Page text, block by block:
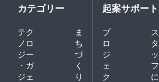
カテゴリー
テク
ノロ
ジー
・ガ
ジェ
ま
ち
づ
く
り
起案サポート
プ
ロ
ジ
ェ
ク
ス
タ
ッ
フ
に